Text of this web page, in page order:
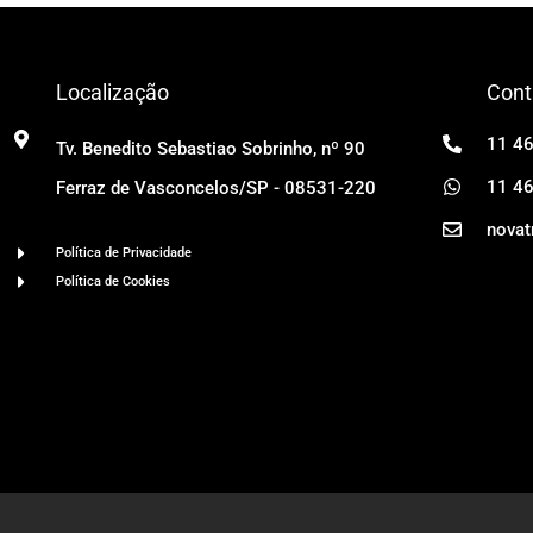
Localização
Tv. Benedito Sebastiao Sobrinho, nº 90
Ferraz de Vasconcelos/SP - 08531-220
Política de Privacidade
Política de Cookies
11
11